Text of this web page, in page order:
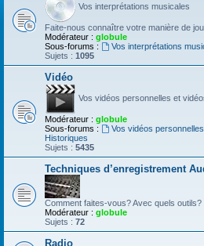
Vos interprétations musicales
Faite-nous connaître votre manière de
Modérateur : globule
Sous-forums :
Vos interprétations
Sujets : 1095
Vidéo
Vos vidéos personnelles et
Modérateur : globule
Sous-forums :
Vos vidéos personnelles
Historiques
Sujets : 5435
Techniques d’enregistrement
Comment faites-vous? Avec quels outils?
Modérateur : globule
Sujets : 72
Radio